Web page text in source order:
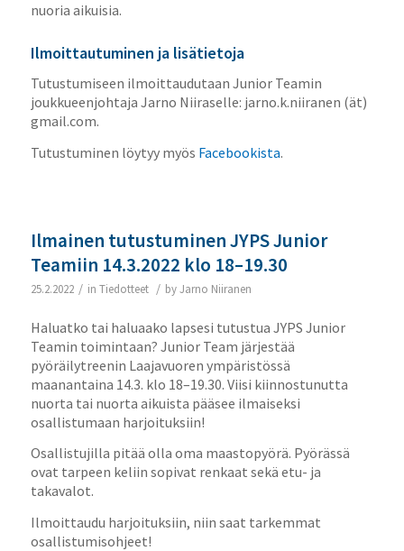
nuoria aikuisia.
Ilmoittautuminen ja lisätietoja
Tutustumiseen ilmoittaudutaan Junior Teamin
joukkueenjohtaja Jarno Niiraselle: jarno.k.niiranen (ät)
gmail.com.
Tutustuminen löytyy myös Facebookista.
Ilmainen tutustuminen JYPS Junior
Teamiin 14.3.2022 klo 18–19.30
25.2.2022 / in Tiedotteet / byJarno Niiranen
Haluatko tai haluaako lapsesi tutustua JYPS Junior
Teamin toimintaan? Junior Team järjestää
pyöräilytreenin Laajavuoren ympäristössä
maanantaina 14.3. klo 18–19.30. Viisi kiinnostunutta
nuorta tai nuorta aikuista pääsee ilmaiseksi
osallistumaan harjoituksiin!
Osallistujilla pitää olla oma maastopyörä. Pyörässä
ovat tarpeen keliin sopivat renkaat sekä etu- ja
takavalot.
Ilmoittaudu harjoituksiin, niin saat tarkemmat
osallistumisohjeet!